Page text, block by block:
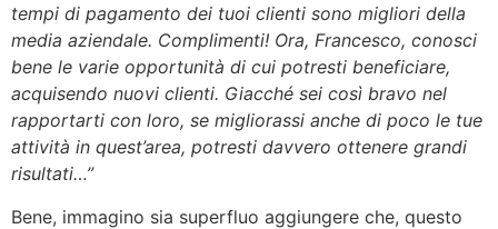
tempi di pagamento dei tuoi clienti sono migliori della
media aziendale. Complimenti! Ora, Francesco, conosci
bene le varie opportunità di cui potresti beneficiare,
acquisendo nuovi clienti. Giacché sei così bravo nel
rapportarti con loro, se migliorassi anche di poco le tue
attività in quest’area, potresti davvero ottenere grandi
risultati…”
Bene, immagino sia superfluo aggiungere che, questo